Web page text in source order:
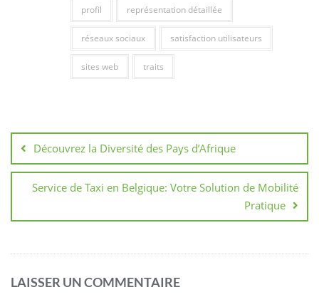
profil représentation détaillée
réseaux sociaux satisfaction utilisateurs
sites web traits
de
l’article
Découvrez la Diversité des Pays d’Afrique
Service de Taxi en Belgique: Votre Solution de Mobilité
Pratique
LAISSER UN COMMENTAIRE